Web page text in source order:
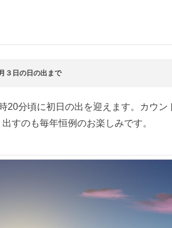
３日の日の出まで
20分頃に初日の出を迎えます。カウ
すのも毎年恒例のお楽しみです。